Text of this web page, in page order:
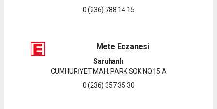
0 (236) 788 14 15
Mete Eczanesi
Saruhanlı
CUMHURİYET MAH. PARK SOK.NO.15 A
0 (236) 357 35 30